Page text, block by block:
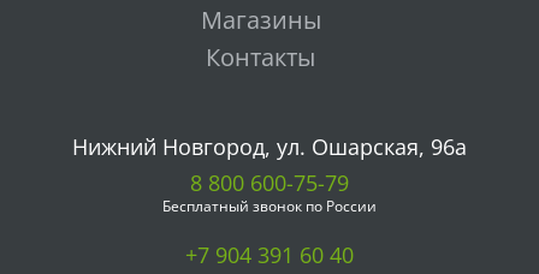
Магазины
Контакты
Нижний Новгород, ул. Ошарская, 96а
8 800 600-75-79
Бесплатный звонок по России
+7 904 391 60 40